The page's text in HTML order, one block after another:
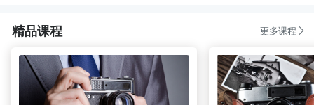
精品课程 更多课程